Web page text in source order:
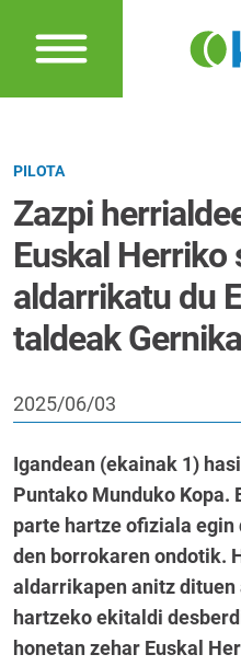
PILOTA
Zazpi
Euskal Herriko
aldarrikatu du
taldeak
2025/06/03
Igandean (ekainak 1)
Puntako Munduko Kopa.
parte hartze ofiziala egin
den borrokaren ondotik.
aldarrikapen anitz
hartzeko ekitaldi
honetan zehar Euskal